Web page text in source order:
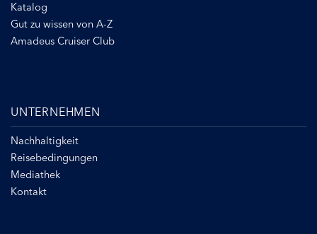
Katalog
Gut zu wissen von A-Z
Amadeus Cruiser Club
UNTERNEHMEN
Nachhaltigkeit
Reisebedingungen
Mediathek
Kontakt